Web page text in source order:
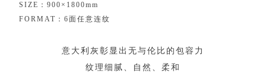
S IZE ： 900 × 1 800mm
FORM AT ： 6面任意连纹
意 大利 灰彰 显 出 无与伦 比 的 包容 力
纹理 细 腻 自 然 柔 和